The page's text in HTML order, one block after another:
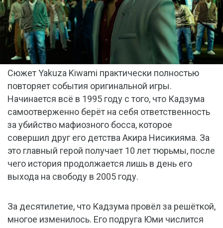
Сюжет Yakuza Kiwami практически полностью
повторяет события оригинальной игры.
Начинается всё в 1995 году с того, что Кадзума
самоотверженно берёт на себя ответственность
за убийство мафиозного босса, которое
совершил друг его детства Акира Нисикияма. За
это главный герой получает 10 лет тюрьмы, после
чего история продолжается лишь в день его
выхода на свободу в 2005 году.
За десятилетие, что Кадзума провёл за решёткой,
многое изменилось. Его подруга Юми числится